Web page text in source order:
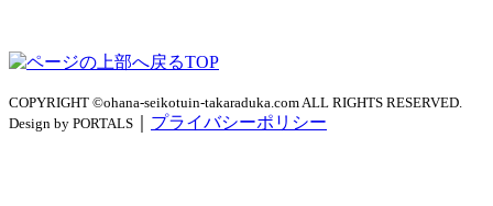
TOP
COPYRIGHT ©ohana-seikotuin-takaraduka.com ALL RIGHTS RESERVED.
Design by PORTALS
プライバシーポリシー